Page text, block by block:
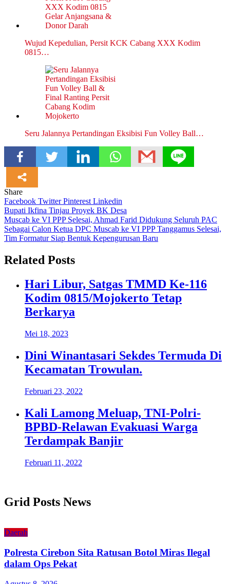
Wujud Kepedulian, Persit KCK Cabang XXX Kodim
0815…
Seru Jalannya Pertandingan Eksibisi Fun Volley Ball…
Share
Facebook TwitterPinterest Linkedin
Navigasi
pos
Bupati Ikfina Tinjau Proyek BK Desa
Muscab ke VI PPP Selesai, Ahmad Farid Didukung Seluruh PAC
Sebagai Calon Ketua DPC Muscab ke VI PPP Tanggamus Selesai,
Tim Formatur Siap Bentuk Kepengurusan Baru
Related Posts
Hari Libur, Satgas TMMD Ke-116
Kodim 0815/Mojokerto Tetap
Berkarya
Mei 18, 2023
Dini Winantasari Sekdes Termuda Di
Kecamatan Trowulan.
Februari 23, 2022
Kali Lamong Meluap, TNI-Polri-
BPBD-Relawan Evakuasi Warga
Terdampak Banjir
Februari 11, 2022
Grid Posts News
Daerah
Polresta Cirebon Sita Ratusan Botol Miras Ilegal
dalam Ops Pekat